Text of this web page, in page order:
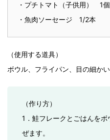
・プチトマト（子供用） 1個
・魚肉ソーセージ 1/2本
（使用する道具）
ボウル、フライパン、目の細か
（作り方）
1．鮭フレークとごはんを
ぜます。